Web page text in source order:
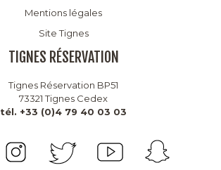
Mentions légales
Site Tignes
TIGNES RÉSERVATION
Tignes Réservation BP51
73321 Tignes Cedex
tél. +33 (0)4 79 40 03 03